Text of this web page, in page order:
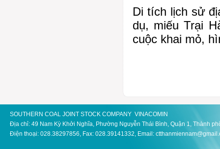
Di tích lịch sử
dụ, miếu Trại
cuộc khai mỏ,
SOUTHERN COAL JOINT STOCK COMPANY VINACOMIN
Địa chỉ: 49 Nam Kỳ Khởi Nghĩa, Phường Nguyễn Thái Bình, Quận 1, Thành
Điện thoại: 028.38297856, Fax: 028.39141332, Email: